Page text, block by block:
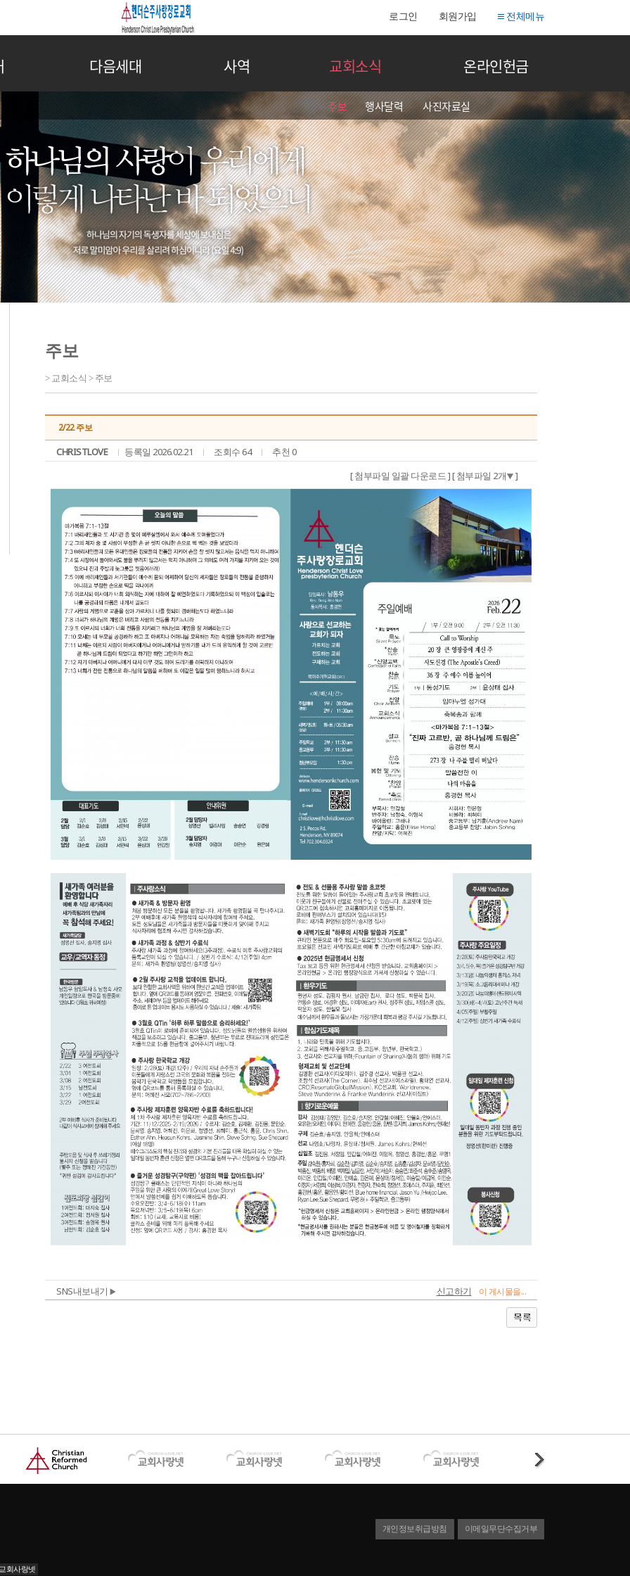
로그인 회원가입 전체메뉴
주보 행사달력 사진자료실
다음세대 사역 교회소식 온라인헌금
주보
> 교회소식 > 주보
2/22 주보
CHRISTLOVE 등록일 2026.02.21 조회수 64
추천 0
[ 첨부파일 일괄 다운로드 ][ 첨부파일 2개 ]
SNS내보내기 신고하기 이 게시물을...
회사랑넷
개인정보취급방침 이메일무단수집거부